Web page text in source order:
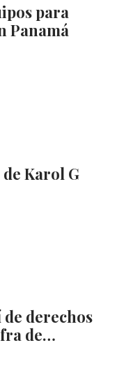
para
Panamá
Karol G
derechos
de…